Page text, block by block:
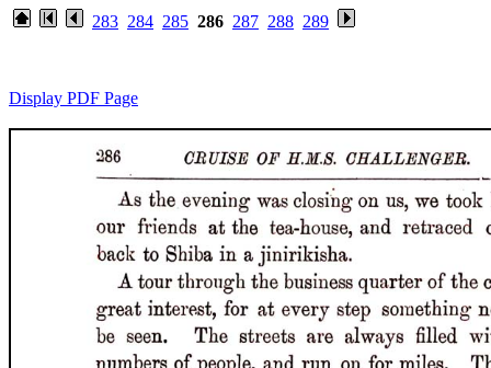
283 284 285 286 287 288 289
Display PDF Page